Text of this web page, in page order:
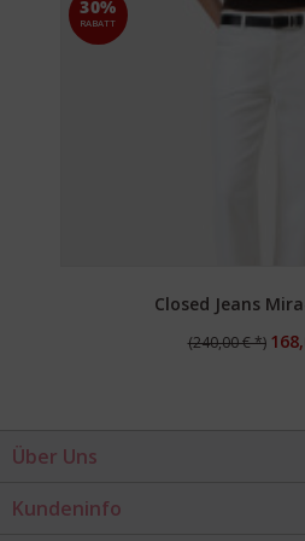
30%
RABATT
Closed Jeans
(240,00 € *)
Über Uns
Kundeninfo